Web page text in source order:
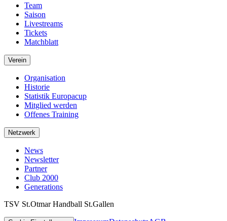
Team
Saison
Livestreams
Tickets
Matchblatt
Verein
Organisation
Historie
Statistik Europacup
Mitglied werden
Offenes Training
Netzwerk
News
Newsletter
Partner
Club 2000
Generations
TSV St.Otmar Handball St.Gallen